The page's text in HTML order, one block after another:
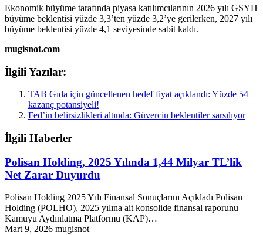
Ekonomik büyüme tarafında piyasa katılımcılarının 2026 yılı GSYH
büyüme beklentisi yüzde 3,3’ten yüzde 3,2’ye gerilerken, 2027 yılı
büyüme beklentisi yüzde 4,1 seviyesinde sabit kaldı.
mugisnot.com
İlgili Yazılar:
TAB Gıda için güncellenen hedef fiyat açıklandı: Yüzde 54
kazanç potansiyeli!
Fed’in belirsizlikleri altında: Güvercin beklentiler sarsılıyor
İlgili Haberler
Polisan Holding, 2025 Yılında 1,44 Milyar TL’lik
Net Zarar Duyurdu
Polisan Holding 2025 Yılı Finansal Sonuçlarını Açıkladı Polisan
Holding (POLHO), 2025 yılına ait konsolide finansal raporunu
Kamuyu Aydınlatma Platformu (KAP)…
Mart 9, 2026 mugisnot